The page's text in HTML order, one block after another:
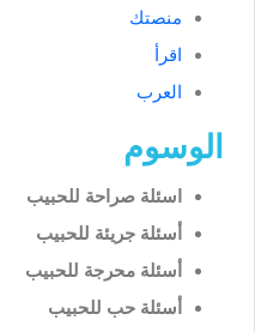
منصتك
اقرأ
العرب
الوسوم
اسئلة صراحة للحبيب
أسئلة جريئة للحبيب
أسئلة محرجة للحبيب
أسئلة حب للحبيب